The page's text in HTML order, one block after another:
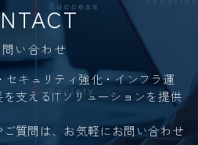
問い合わせ
セキュリティ強化・インフラ運
を支えるITソリューションを提供
質問は、お気軽にお問い合わせ